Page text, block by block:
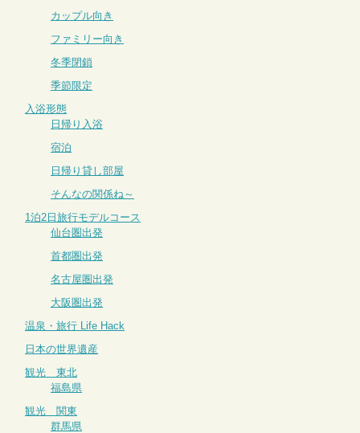
カップル向き
ファミリー向き
冬季閉鎖
季節限定
入浴形態
日帰り入浴
宿泊
日帰り貸し部屋
そんなの関係ね～
1泊2日旅行モデルコース
仙台圏出発
首都圏出発
名古屋圏出発
大阪圏出発
温泉・旅行 Life Hack
日本の世界遺産
観光 東北
福島県
観光 関東
群馬県